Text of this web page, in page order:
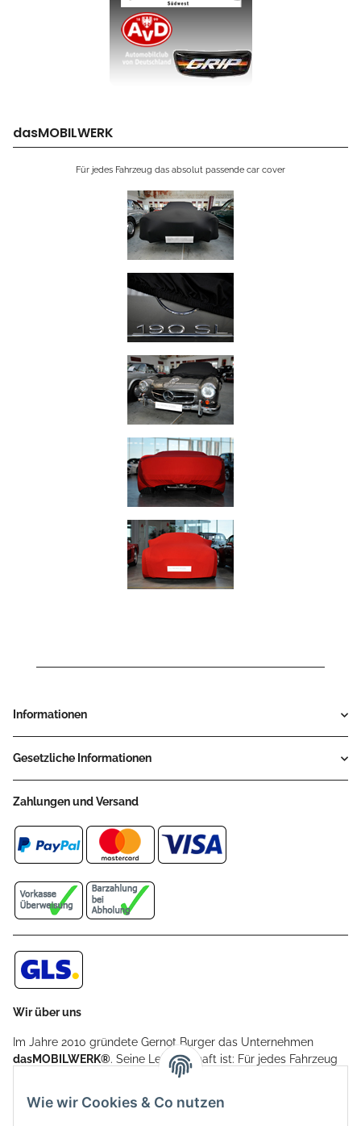
dasMOBILWERK
Für jedes Fahrzeug das absolut passende car cover
Informationen
Gesetzliche Informationen
Zahlungen und Versand
Wir über uns
Im Jahre 2010 gründete Gernot Burger das Unternehmen
dasMOBILWERK®. Seine Leidenschaft ist: Für jedes Fahrzeug
ein Car Cover anzubieten - passgenau und individuell.
Aufgrund der vielen positiven Kundenrückmeldungen kamen
weitere Produkte, wie Reifenschuhe, Hardtopständer hinzu.
Wie wir Cookies & Co nutzen